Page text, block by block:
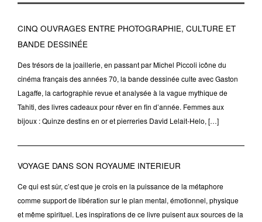
CINQ OUVRAGES ENTRE PHOTOGRAPHIE, CULTURE ET
BANDE DESSINÉE
Des trésors de la joaillerie, en passant par Michel Piccoli icône du
cinéma français des années 70, la bande dessinée culte avec Gaston
Lagaffe, la cartographie revue et analysée à la vague mythique de
Tahiti, des livres cadeaux pour rêver en fin d’année. Femmes aux
bijoux : Quinze destins en or et pierreries David Lelait-Helo, […]
VOYAGE DANS SON ROYAUME INTERIEUR
Ce qui est sûr, c’est que je crois en la puissance de la métaphore
comme support de libération sur le plan mental, émotionnel, physique
et même spirituel. Les inspirations de ce livre puisent aux sources de la